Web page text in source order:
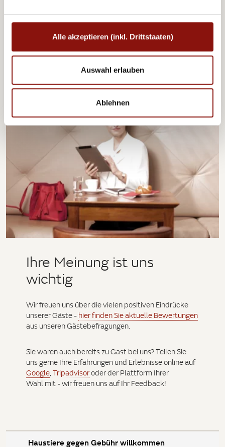
Alle akzeptieren (inkl. Drittstaaten)
Auswahl erlauben
Ablehnen
CARES.
Erfahren Sie hiermehr über unsere Maßnahmen im
Hotel, um umweltfreundlicher zu wirtschaften.
Ihre Meinung ist uns
wichtig
Wir freuen uns über die vielen positiven Eindrücke
unserer Gäste - hier finden Sie aktuelle Bewertungen
aus unseren Gästebefragungen.
Sie waren auch bereits zu Gast bei uns? Teilen Sie
uns gerne Ihre Erfahrungen und Erlebnisse online auf
Google, Tripadvisoroder der Plattform Ihrer
Wahl mit - wir freuen uns auf Ihr Feedback!
Haustiere gegen Gebühr willkommen